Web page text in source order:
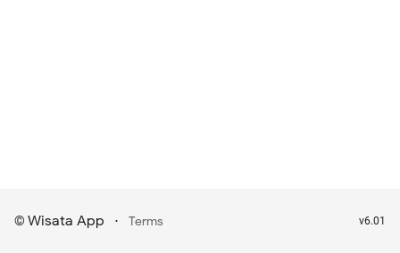
© Wisata App · Terms v6.01